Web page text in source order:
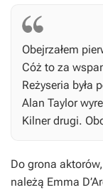
Obejrzałem
Cóż to za
Reżyseria była
Alan Taylor
Kilner drugi.
Do grona
należą Emma